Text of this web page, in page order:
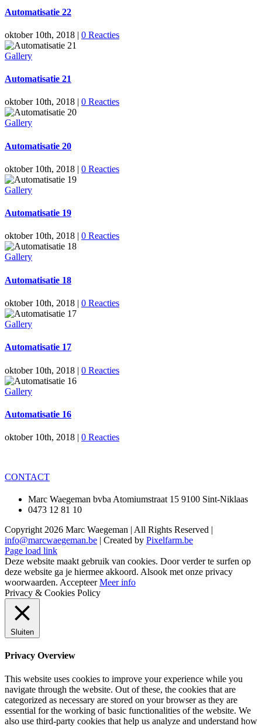
Automatisatie 22
oktober 10th, 2018 | 0 Reacties
Gallery
Automatisatie 21
oktober 10th, 2018 | 0 Reacties
Gallery
Automatisatie 20
oktober 10th, 2018 | 0 Reacties
Gallery
Automatisatie 19
oktober 10th, 2018 0 Reacties
Gallery
Automatisatie 18
oktober 10th, 2018 | 0 Reacties
Gallery
Automatisatie 17
oktober 10th, 2018 | 0 Reacties
Gallery
Automatisatie 16
oktober 10th, 2018 | 0 Reacties
CONTACT
Marc Waegeman bvba Atomiumstraat 15 9100 Sint-Niklaas
0473 12 81 10
Copyright 2026 Marc Waegeman | All Rights Reserved |
info@marcwaegeman.be | Created by Pixelfarm.be
Page load link
Deze website maakt gebruik van cookies. Door verder te surfen op
deze website ga je hiermee akkoord. Alsook met onze privacy
woorwaarden. Accepteer Meer info
Privacy & Cookies Policy
Sluiten
Privacy Overview
This website uses cookies to improve your experience while you
navigate through the website. Out of these, the cookies that are
categorized as necessary are stored on your browser as they are
essential for the working of basic functionalities of the website. We
also use third-party cookies that help us analyze and understand how